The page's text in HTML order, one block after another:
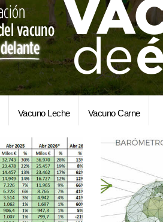
Vacuno Leche Vacuno Carne